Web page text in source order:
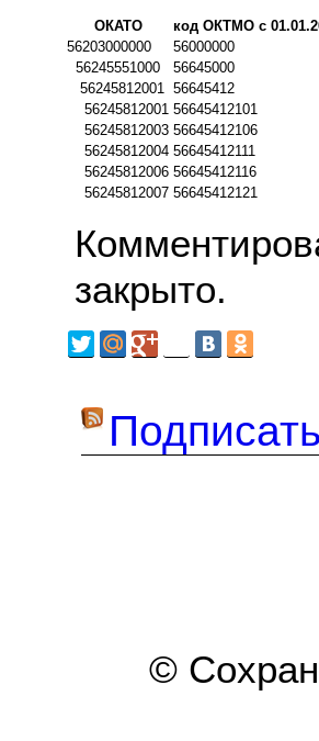
ОКАТО
код ОКТМО с
56203000000
56000000
56245551000
56645000
56245812001 56645412
56245812001 56645412101
56245812003 56645412106
56245812004 56645412111
56245812006 56645412116
56245812007 56645412121
закрыто.
©